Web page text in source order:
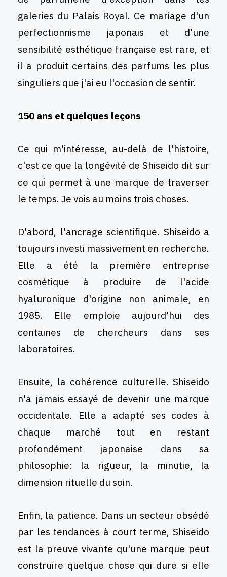
galeries du Palais Royal. Ce mariage d'un
perfectionnisme japonais et d'une
sensibilité esthétique française est rare, et
il a produit certains des parfums les plus
singuliers que j'ai eu l'occasion de sentir.
150 ans et quelques leçons
Ce qui m'intéresse, au-delà de l'histoire,
c'est ce que la longévité de Shiseido dit sur
ce qui permet à une marque de traverser
le temps. Je vois au moins trois choses.
D'abord, l'ancrage scientifique. Shiseido a
toujours investi massivement en recherche.
Elle a été la première entreprise
cosmétique à produire de l'acide
hyaluronique d'origine non animale, en
1985. Elle emploie aujourd'hui des
centaines de chercheurs dans ses
laboratoires.
Ensuite, la cohérence culturelle. Shiseido
n'a jamais essayé de devenir une marque
occidentale. Elle a adapté ses codes à
chaque marché tout en restant
profondément japonaise dans sa
philosophie: la rigueur, la minutie, la
dimension rituelle du soin.
Enfin, la patience. Dans un secteur obsédé
par les tendances à court terme, Shiseido
est la preuve vivante qu'une marque peut
construire quelque chose qui dure si elle